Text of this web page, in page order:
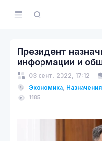
Президент
информации и
03 сент. 2022, 17:12
Экономика, Назначения
1185